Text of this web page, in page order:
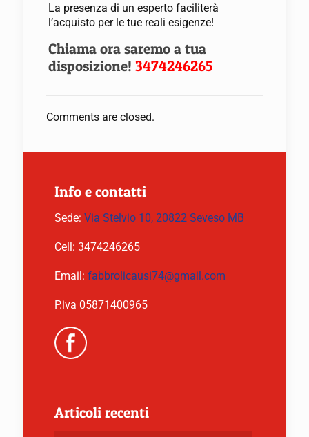
La presenza di un esperto faciliterà
l’acquisto per le tue reali esigenze!
Chiama ora saremo a tua
disposizione! 3474246265
Comments are closed.
Info e contatti
Sede: Via Stelvio 10, 20822 Seveso MB
Cell: 3474246265
Email: fabbrolicausi74@gmail.com
P.iva 05871400965
Articoli recenti